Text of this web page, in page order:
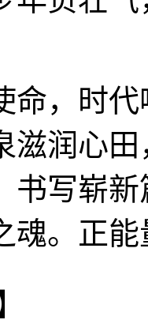
，时代
滋润心
书写崭
魂。正